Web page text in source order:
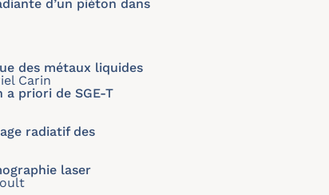
d’un piéton dans
des métaux liquides
Carin
priori de SGE-T
radiatif des
laser